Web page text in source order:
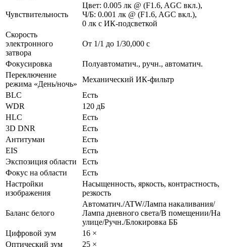
Чувствительность
Цвет: 0.005 лк @ (F1.6, AGC вкл.),
Ч/Б: 0.001 лк @ (F1.6, AGC вкл.),
0 лк с ИК-подсветкой
Скорость
электронного
затвора
От 1/1 до 1/30,000 с
Фокусировка
Полуавтоматич., ручн., автоматич.
Переключение
режима «День/ночь»
Механический ИК-фильтр
BLC
Есть
WDR
120 дБ
HLC
Есть
3D DNR
Есть
Антитуман
Есть
EIS
Есть
Экспозиция области
Есть
Фокус на области
Есть
Настройки
изображения
Насыщенность, яркость, контрастность,
резкость
Баланс белого
Автоматич./ATW/Лампа накаливания/
Лампа дневного света/В помещении/На
улице/Ручн./Блокировка ББ
Цифровой зум
16 ×
Оптический зум
25 ×